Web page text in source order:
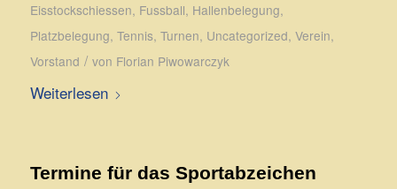
Eisstockschiessen, Fussball, Hallenbelegung,
Platzbelegung, Tennis, Turnen, Uncategorized, Verein,
Vorstand / von Florian Piwowarczyk
Weiterlesen
Termine für das Sportabzeichen